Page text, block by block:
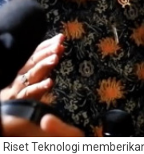
Riset Teknologi